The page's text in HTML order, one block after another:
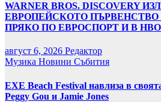
WARNER BROS. DISCOVERY
ЕВРОПЕЙСКОТО
ПРЯКО ПО ЕВРОСПОРТ И В
август 6, 2026 Редактор
Музика Новини Събития
EXE Beach Festival навлиза в
Peggy Gou и Jamie Jones